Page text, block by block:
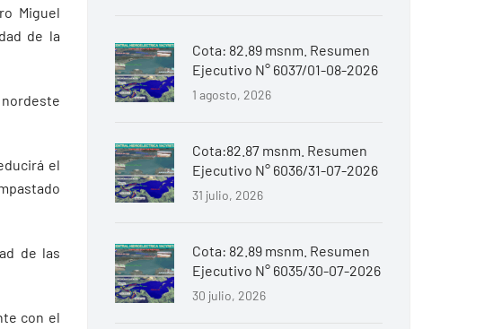
Miguel
de la
el
de las
con el
Cota: 82.89 msnm. Resumen
Ejecutivo N° 6037/01-08-2026
1 agosto, 2026
Cota:82.87 msnm. Resumen
Ejecutivo N° 6036/31-07-2026
31 julio, 2026
Cota: 82.89 msnm. Resumen
Ejecutivo N° 6035/30-07-2026
30 julio, 2026